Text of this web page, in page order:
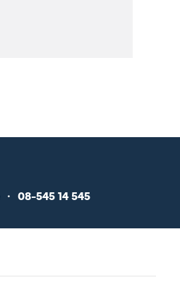
• 08-545 14 545